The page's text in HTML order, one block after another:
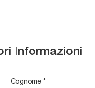
Informazioni